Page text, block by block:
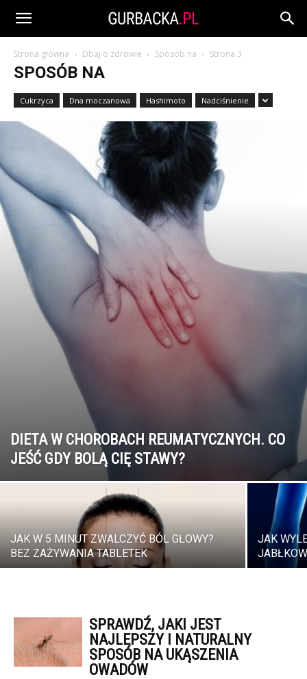
Strona główna Dbaj o zdrowie Sposób na Strona 3
SPOSÓB NA
Cukrzyca Dna moczanowa Hashimoto Nadciśnienie
DIETA W CHOROBACH REUMATYCZNYCH. CO
JEŚĆ GDY BOLĄ CIĘ STAWY?
JAK W 5 MINUT ZWALCZYĆ BÓL GŁOWY?
BEZ ZAŻYWANIA TABLETEK
JAK
SPRAWDŹ, JAKI JEST
NAJLEPSZY I NATURALNY
SPOSÓB NA UKĄSZENIA
OWADÓW